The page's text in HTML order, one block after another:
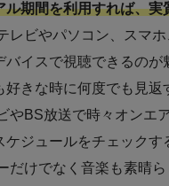
ル期間を利用すれば、実
レビやパソコン、スマホ
バイスで視聴できるのが
好きな時に何度でも見返
やBS放送で時々オンエ
ケジュールをチェックす
だけでなく音楽も素晴